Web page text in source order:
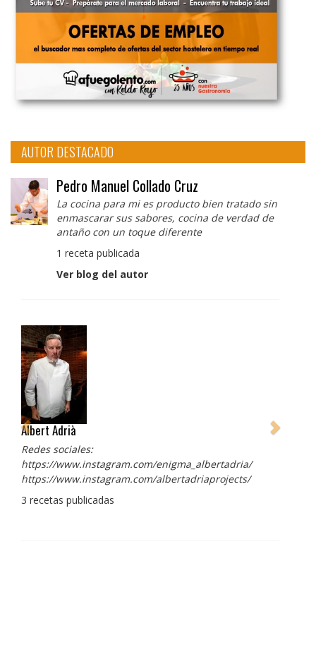
AUTOR DESTACADO
Pedro Manuel Collado Cruz
La cocina para mi es producto bien tratado sin
enmascarar sus sabores, cocina de verdad de
antaño con un toque diferente
1 receta publicada
Ver blog del autor
Albert Adrià
Redes sociales:
https://www.instagram.com/enigma_albertadria/
https://www.instagram.com/albertadriaprojects/
3 recetas publicadas